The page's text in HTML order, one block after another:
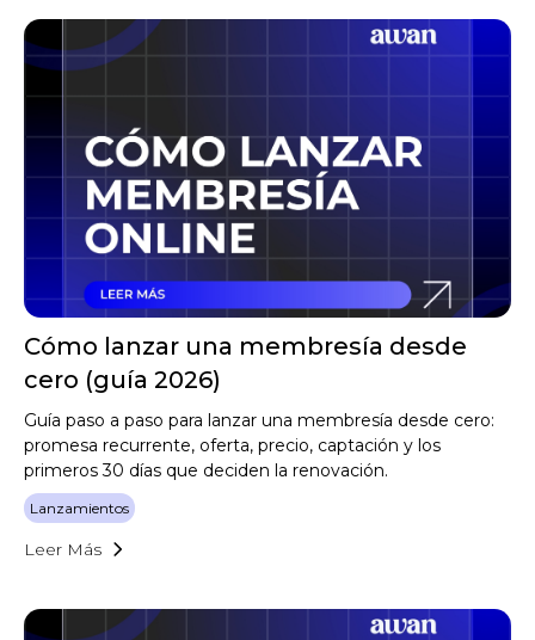
Cómo lanzar una membresía desde
cero (guía 2026)
Guía paso a paso para lanzar una membresía desde cero:
promesa recurrente, oferta, precio, captación y los
primeros 30 días que deciden la renovación.
Lanzamientos
Leer Más